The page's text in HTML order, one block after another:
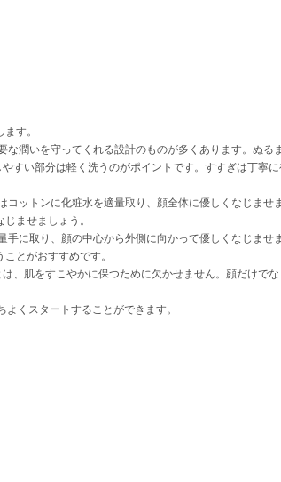
す。
潤いを守ってくれる設計のものが多くあります。ぬる
すい部分は軽く洗うのがポイントです。すすぎは丁寧
ットンに化粧水を適量取り、顔全体に優しくなじませ
ませましょう。
に取り、顔の中心から外側に向かって優しくなじませ
とがおすすめです。
、肌をすこやかに保つために欠かせません。顔だけでな
くスタートすることができます。